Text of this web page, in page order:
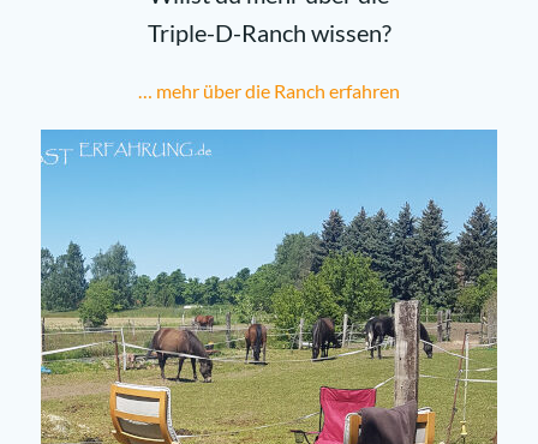
Triple-D-Ranch wissen?
… mehr über die Ranch erfahren